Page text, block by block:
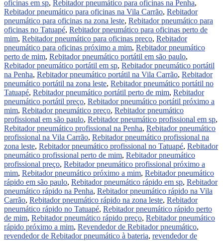
oficinas em sp, Rebitador pneumático para oficinas na Penha,
Rebitador pneumático para oficinas na Vila Carrão, Rebitador
pneumático para oficinas na zona leste, Rebitador pneumático para
oficinas no Tatuapé, Rebitador pneumático para oficinas perto de
mim, Rebitador pneumático para oficinas preço, Rebitador
pneumático para oficinas próximo a mim, Rebitador pneumático
perto de mim, Rebitador pneumático portátil em são paulo,
Rebitador pneumático portátil em sp, Rebitador pneumático portátil
na Penha, Rebitador pneumático portátil na Vila Carrão, Rebitador
pneumático portátil na zona leste, Rebitador pneumático portátil no
Tatuapé, Rebitador pneumático portátil perto de mim, Rebitador
pneumático portátil preço, Rebitador pneumático portátil próximo a
mim, Rebitador pneumático preço, Rebitador pneumático
profissional em são paulo, Rebitador pneumático profissional em sp,
Rebitador pneumático profissional na Penha, Rebitador pneumático
profissional na Vila Carrão, Rebitador pneumático profissional na
zona leste, Rebitador pneumático profissional no Tatuapé, Rebitador
pneumático profissional perto de mim, Rebitador pneumático
profissional preço, Rebitador pneumático profissional próximo a
mim, Rebitador pneumático próximo a mim, Rebitador pneumático
rápido em são paulo, Rebitador pneumático rápido em sp, Rebitador
pneumático rápido na Penha, Rebitador pneumático rápido na Vila
Carrão, Rebitador pneumático rápido na zona leste, Rebitador
pneumático rápido no Tatuapé, Rebitador pneumático rápido perto
de mim, Rebitador pneumático rápido preço, Rebitador pneumático
rápido próximo a mim, Revendedor de Rebitador pneumático,
revendedor de Rebitador pneumático à bateria, revendedor de